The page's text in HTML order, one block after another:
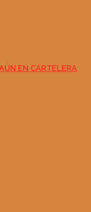
EN CARTELERA